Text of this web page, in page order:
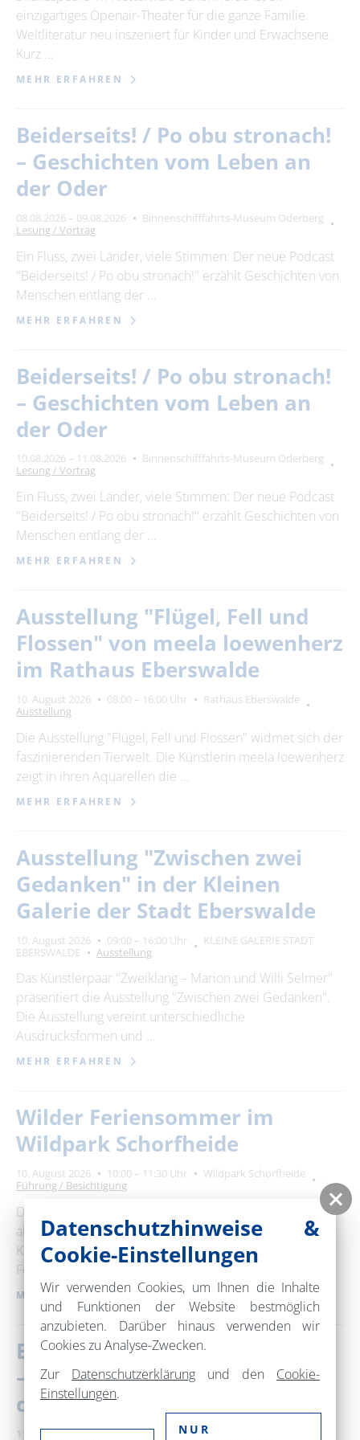
einzigartiges Openair-Theater für die ganze Familie.
Weltliteratur neu inszeniert für Kinder und Erwachsene.
Kurz …
MEHR ERFAHREN
Beiderseits! / Po obu stronach!
– Geschichten vom Leben an
der Oder
08.08.2026 – 09.08.2026
Binnenschifffahrts-Museum Oderberg
Lesung / Vortrag
Ein Fluss, zwei Länder, viele Stimmen: Der neue Podcast
"Beiderseits! / Po obu stronach!" erzählt Geschichten von
Menschen entlang der …
MEHR ERFAHREN
Beiderseits! / Po obu stronach!
– Geschichten vom Leben an
der Oder
10.08.2026 – 11.08.2026
Binnenschifffahrts-Museum Oderberg
Lesung / Vortrag
Ein Fluss, zwei Länder, viele Stimmen: Der neue Podcast
"Beiderseits! / Po obu stronach!" erzählt Geschichten von
Menschen entlang der …
MEHR ERFAHREN
Ausstellung "Flügel, Fell und
Flossen" von meela loewenherz
im Rathaus Eberswalde
10. August 2026 08:00 – 16:00 Uhr
Rathaus Eberswalde
Ausstellung
Die Ausstellung "Flügel, Fell und Flossen" widmet sich der
faszinierenden Tierwelt. Die Künstlerin meela loewenherz
zeigt in ihren Aquarellen die …
MEHR ERFAHREN
Ausstellung "Zwischen zwei
Gedanken" in der Kleinen
Galerie der Stadt Eberswalde
10. August 2026 09:00 – 16:00 Uhr
KLEINE GALERIE STADT
EBERSWALDE
Ausstellung
Das Künstlerpaar "Zweiklang – Marion und Willi Selmer"
präsentiert die Ausstellung "Zwischen zwei Gedanken".
Die Ausstellung vereint unterschiedliche
Ausdrucksformen und …
MEHR ERFAHREN
Wilder Feriensommer im
Wildpark Schorfheide
10. August 2026 10:00 – 11:30 Uhr
Wildpark Schorfheide
Führung / Besichtigung
Der Wildpark Schorfheide bietet ein
abwechslungsreiches Ferienprogramm für Groß und
Klein an. Wisent, Wolf und Wiesenkräuter - Ein fröhlicher
Ferienbummel …
MEHR ERFAHREN
Beiderseits! / Po obu stronach!
– Geschichten vom Leben an
der Oder
11.08.2026 – 12.08.2026
Binnenschifffahrts-Museum Oderberg
Datenschutzhinweise &
Cookie-Einstellungen
Wir verwenden Cookies, um Ihnen die Inhalte
und Funktionen der Website bestmöglich
anzubieten. Darüber hinaus verwenden wir
Cookies zu Analyse-Zwecken.
Zur Datenschutzerklärung und den Cookie-
Einstellungen.
NUR